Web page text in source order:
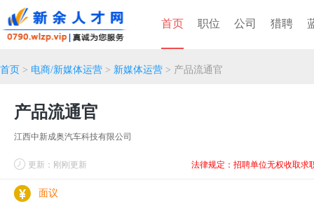
首页 职位 公司 猎聘
首页 > 电商/新媒体运营 > 新媒体运营 > 产品流通官
产品流通官
江西中新成奥汽车科技有限公司
更新：刚刚更新 法律规定：招聘单位无权收取求
面议